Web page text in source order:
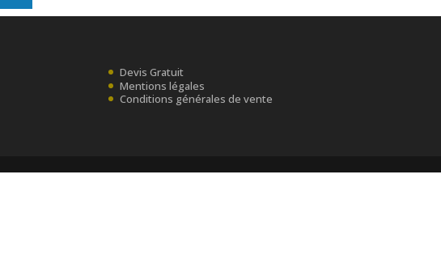
Devis Gratuit
Mentions légales
Conditions générales de vente